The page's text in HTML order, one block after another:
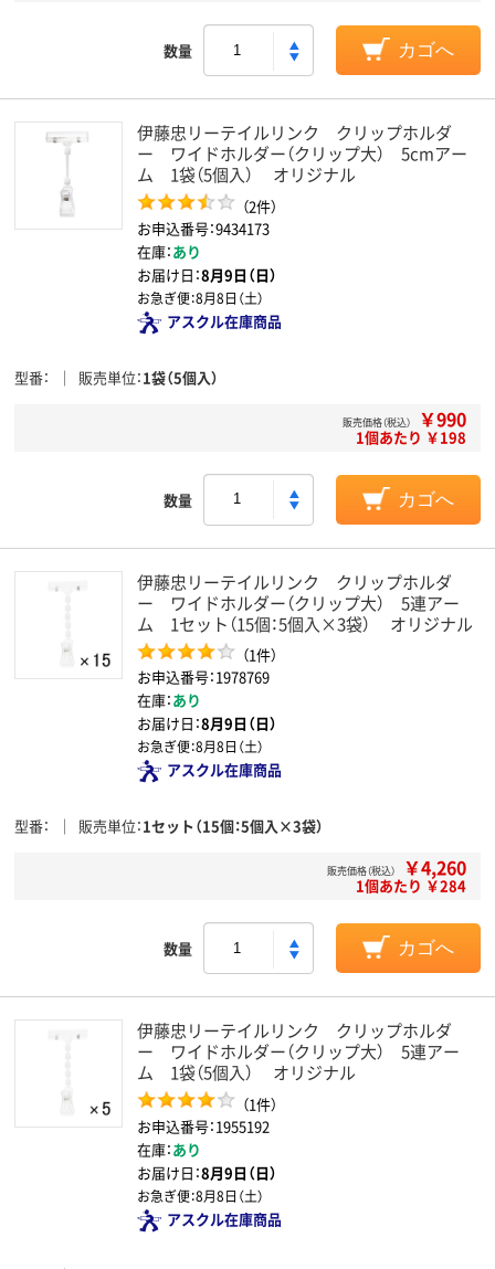
数量 カゴへ
伊藤忠リーテイルリンク クリップホルダ
ー ワイドホルダー（クリップ大） 5cmアー
ム 1袋（5個入） オリジナル
（2件）
お申込番号：9434173
在庫：あり
お届け日：8月9日（日）
お急ぎ便：8月8日（土）
アスクル在庫商品
型番 販売単位 1袋（5個入）
販売価格（税込） ￥990
1個あたり ￥198
数量 カゴへ
伊藤忠リーテイルリンク クリップホルダ
ー ワイドホルダー（クリップ大） 5連アー
ム 1セット（15個：5個入×3袋） オリジナル
（1件）
お申込番号：1978769
在庫：あり
お届け日：8月9日（日）
お急ぎ便：8月8日（土）
アスクル在庫商品
型番 販売単位 1セット（15個：5個入×3袋）
販売価格（税込） ￥4,260
1個あたり ￥284
数量 カゴへ
伊藤忠リーテイルリンク クリップホルダ
ー ワイドホルダー（クリップ大） 5連アー
ム 1袋（5個入） オリジナル
（1件）
お申込番号：1955192
在庫：あり
お届け日：8月9日（日）
お急ぎ便：8月8日（土）
アスクル在庫商品